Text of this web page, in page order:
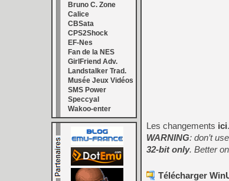
Bruno C. Zone
Calice
CBSata
CPS2Shock
EF-Nes
Fan de la NES
GirlFriend Adv.
Landstalker Trad.
Musée Jeux Vidéos
SMS Power
Speccyal
Wakoo-enter
Les changements ici.
WARNING: don’t
32-bit only. Better
Télécharger